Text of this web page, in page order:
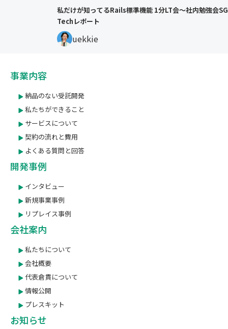
私だけが知ってるRails標準機能 1分LT会〜社内勉強会SG
Techレポート
uekkie
事業内容
納品のない受託開発
私たちができること
サービスについて
契約の流れと費用
よくある質問と回答
開発事例
インタビュー
新規事業事例
リプレイス事例
会社案内
私たちについて
会社概要
代表倉貫について
情報公開
プレスキット
お知らせ